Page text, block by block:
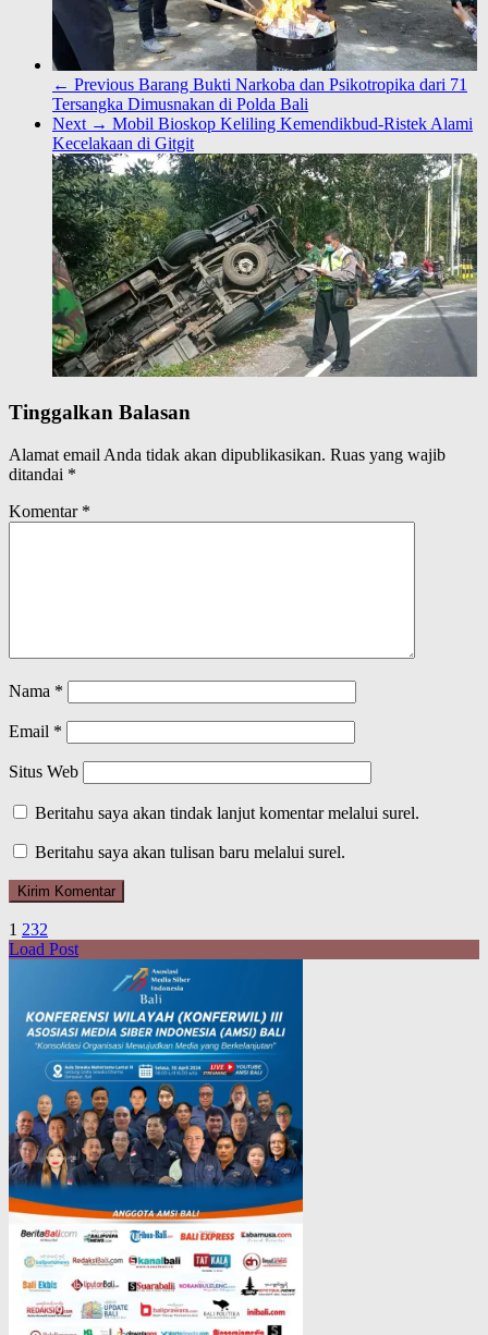
← Previous Barang Bukti Narkoba dan Psikotropika dari 71
Tersangka Dimusnakan di Polda Bali
Next → Mobil Bioskop Keliling Kemendikbud-Ristek Alami
Kecelakaan di Gitgit
Tinggalkan Balasan
Alamat email Anda tidak akan dipublikasikan. Ruas yang wajib
ditandai *
Komentar *
Nama *
Email *
Situs Web
Beritahu saya akan tindak lanjut komentar melalui surel.
Beritahu saya akan tulisan baru melalui surel.
1 232
Load Post